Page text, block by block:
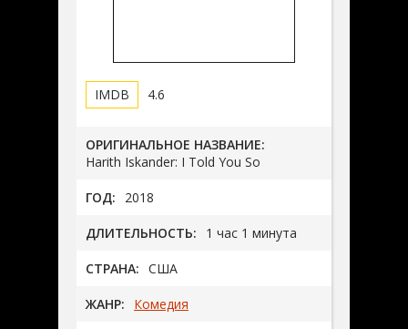
4.6
ОРИГИНАЛЬНОЕ НАЗВАНИЕ:
Harith Iskander: I Told You So
ГОД: 2018
ДЛИТЕЛЬНОСТЬ: 1 час 1 минута
СТРАНА: США
ЖАНР: Комедия